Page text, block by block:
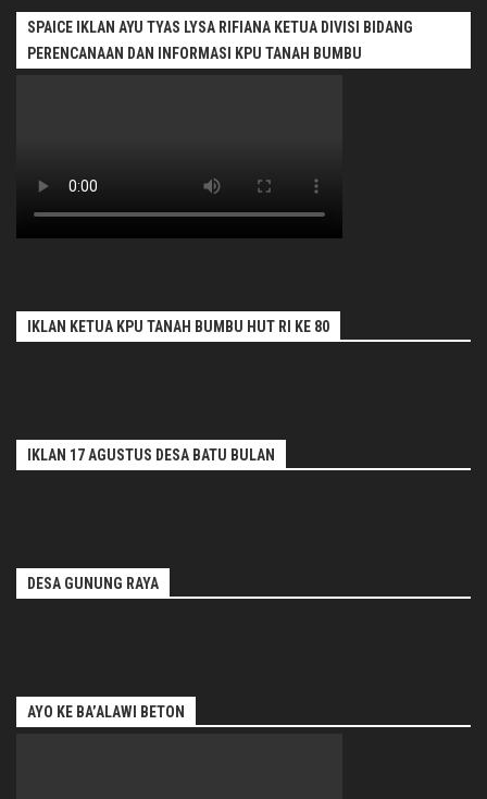
SPAICE IKLAN AYU TYAS LYSA RIFIANA KETUA DIVISI BIDANG
PERENCANAAN DAN INFORMASI KPU TANAH BUMBU
IKLAN KETUA KPU TANAH BUMBU HUT RI KE 80
IKLAN 17 AGUSTUS DESA BATU BULAN
DESA GUNUNG RAYA
AYO KE BA’ALAWI BETON